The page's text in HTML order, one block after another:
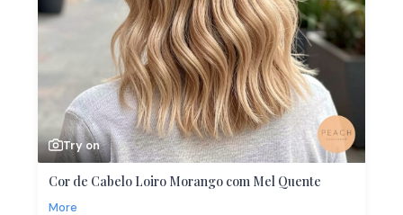
Try on
Cor de Cabelo Loiro Morango com Mel Quente
More